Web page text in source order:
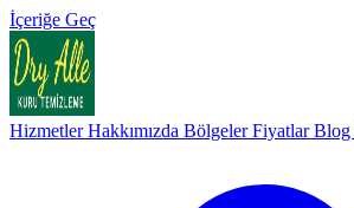
İçeriğe Geç
HizmetlerHakkımızda BölgelerFiyatlarBlog